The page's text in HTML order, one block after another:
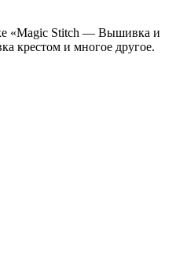
«Magic Stitch — Вышивка и
крестом и многое другое.